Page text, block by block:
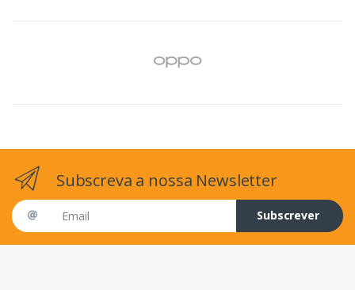
Subscreva a nossa Newsletter
Email address
Subscrever